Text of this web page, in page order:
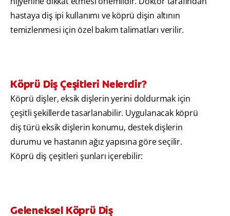
hastaya diş ipi kullanımı ve köprü dişin altının
temizlenmesi için özel bakım talimatları verilir.
Köprü Diş Çeşitleri Nelerdir?
Köprü dişler, eksik dişlerin yerini doldurmak için
çeşitli şekillerde tasarlanabilir. Uygulanacak köprü
diş türü eksik dişlerin konumu, destek dişlerin
durumu ve hastanın ağız yapısına göre seçilir.
Köprü diş çeşitleri şunları içerebilir:
Geleneksel Köprü Diş